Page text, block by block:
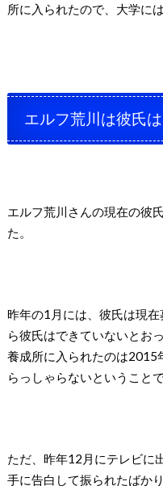
所に入られたので、大学に
エルフ荒川は彼氏
エルフ荒川さんの現在の彼
た。
昨年の1月には、彼氏は現
ら彼氏はできていないとお
養成所に入られたのは2015
らっしゃらないということで
ただ、昨年12月にテレビに
手に告白して振られたばか